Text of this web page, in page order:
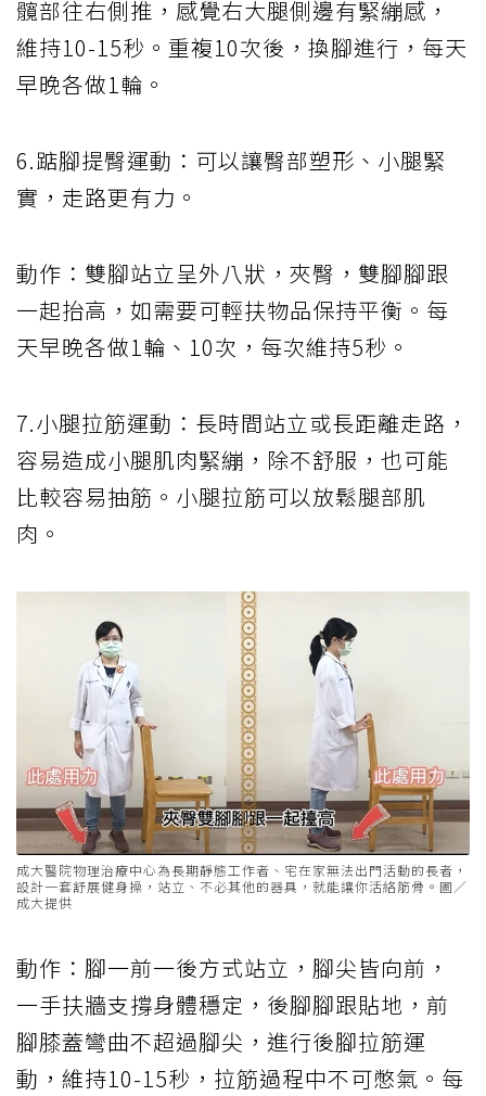
髖部往右側推，感覺右大腿側邊有緊繃感，
維持10-15秒。重複10次後，換腳進行，每天
早晚各做1輪。
6.踮腳提臀運動：可以讓臀部塑形、小腿緊
實，走路更有力。
動作：雙腳站立呈外八狀，夾臀，雙腳腳跟
一起抬高，如需要可輕扶物品保持平衡。每
天早晚各做1輪、10次，每次維持5秒。
7.小腿拉筋運動：長時間站立或長距離走路，
容易造成小腿肌肉緊繃，除不舒服，也可能
比較容易抽筋。小腿拉筋可以放鬆腿部肌
肉。
成大醫院物理治療中心為長期靜態工作者、宅在家無法出門活動的長者，
設計一套舒展健身操，站立、不必其他的器具，就能讓你活絡筋骨。圖／
成大提供
動作：腳一前一後方式站立，腳尖皆向前，
一手扶牆支撐身體穩定，後腳腳跟貼地，前
腳膝蓋彎曲不超過腳尖，進行後腳拉筋運
動，維持10-15秒，拉筋過程中不可憋氣。每